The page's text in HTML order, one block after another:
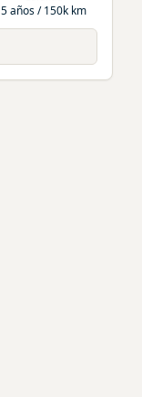
5 años / 150k km